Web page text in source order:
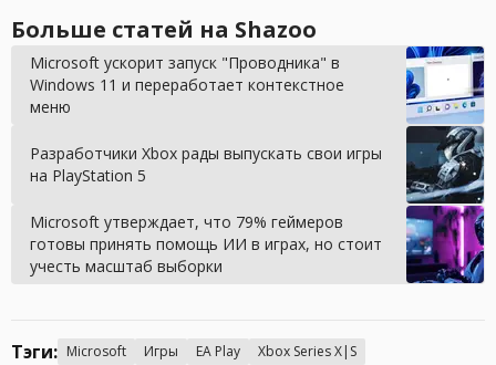
Больше статей на Shazoo
Microsoft ускорит запуск "Проводника" в
Windows 11 и переработает контекстное
меню
Разработчики Xbox рады выпускать свои игры
на PlayStation 5
Microsoft утверждает, что 79% геймеров
готовы принять помощь ИИ в играх, но стоит
учесть масштаб выборки
Тэги: Microsoft Игры EA Play Xbox Series X|S